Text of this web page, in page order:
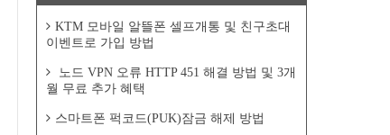
KTM 모바일 알뜰폰 셀프개통 및 친구초대
이벤트로 가입 방법
노드 VPN 오류 HTTP 451 해결 방법 및 3개
월 무료 추가 혜택
스마트폰 퍽코드(PUK)잠금 해제 방법